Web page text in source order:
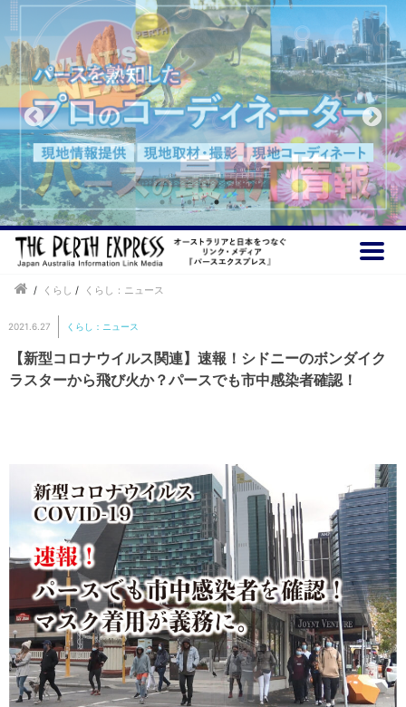
/ くらし / くらし：ニュース
2021.6.27 くらし：ニュース
【新型コロナウイルス関連】速報！シドニーのボンダイク
ラスターから飛び火か？パースでも市中感染者確認！